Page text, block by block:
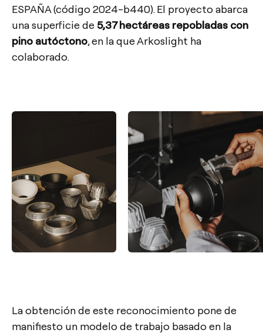
ESPAÑA (código 2024-b440). El proyecto abarca
una superficie de 5,37 hectáreas repobladas con
pino autóctono , en la que Arkoslight ha
colaborado.
La obtención de este reconocimiento pone de
manifiesto un modelo de trabajo basado en la